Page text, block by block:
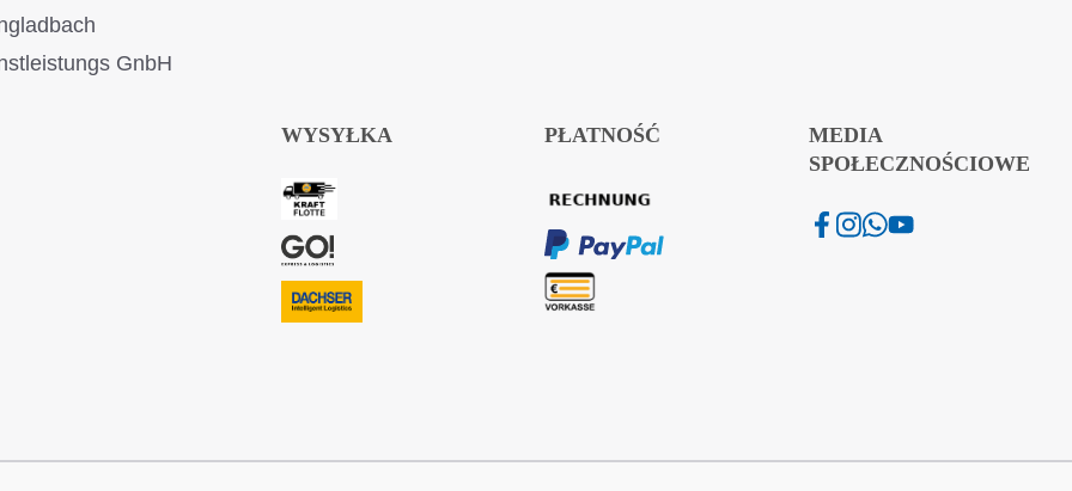
GnbH
WYSYŁKA PŁATNOŚĆ
MEDIA
SPOŁECZNOŚCIOWE